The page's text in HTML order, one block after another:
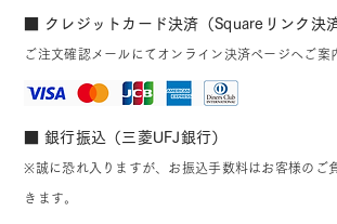
■ クレジットカード決済（Squareリンク決済
ご注文確認メールにてオンライン決済ページへご案
■ 銀行振込（三菱UFJ銀行）
※誠に恐れ入りますが、お振込手数料はお客様のご
きます。